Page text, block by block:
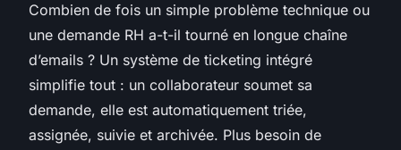
Combien de fois un simple problème technique ou
une demande RH a-t-il tourné en longue chaîne
d’emails ? Un système de ticketing intégré
simplifie tout : un collaborateur soumet sa
demande, elle est automatiquement triée,
assignée, suivie et archivée. Plus besoin de